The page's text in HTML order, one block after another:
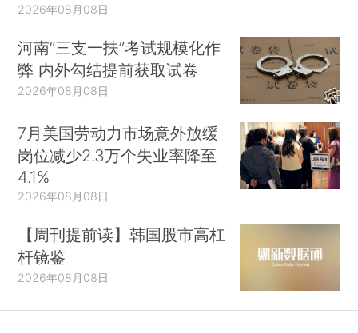
2026年08月08日
河南“三支一扶”考试规模化作
弊 内外勾结提前获取试卷
2026年08月08日
7月美国劳动力市场意外放缓
岗位减少2.3万个失业率降至
4.1%
2026年08月08日
【周刊提前读】韩国股市高杠
杆镜鉴
2026年08月08日